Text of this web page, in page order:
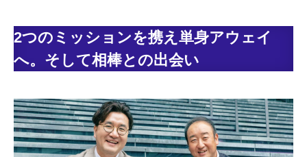
2つのミッションを携え単身アウェイ
へ。そして相棒との出会い